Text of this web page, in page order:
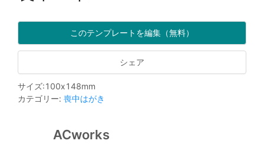
このテンプレートを編集（無料）
シェア
サイズ:100x148mm
カテゴリー: 喪中はがき
ACworks